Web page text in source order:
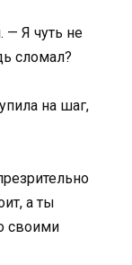
— Я чуть не
сломал?
на шаг,
а ты
своими